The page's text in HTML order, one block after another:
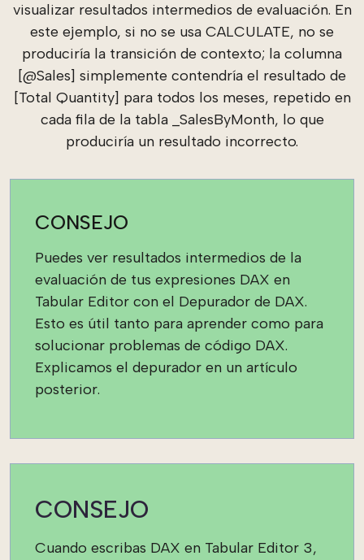
visualizar resultados intermedios de evaluación. En
este ejemplo, si no se usa CALCULATE, no se
produciría la transición de contexto; la columna
[@Sales] simplemente contendría el resultado de
[Total Quantity] para todos los meses, repetido en
cada fila de la tabla _SalesByMonth, lo que
produciría un resultado incorrecto.
CONSEJO
Puedes ver resultados intermedios de la
evaluación de tus expresiones DAX en
Tabular Editor con el Depurador de DAX.
Esto es útil tanto para aprender como para
solucionar problemas de código DAX.
Explicamos el depurador en un artículo
posterior.
CONSEJO
Cuando escribas DAX en Tabular Editor 3,